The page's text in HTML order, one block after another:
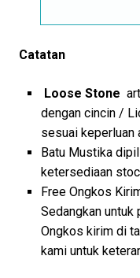
Catatan
Loose Stone
dengan cincin /
sesuai keperluan
Batu Mustika
ketersediaan
Free Ongkos
Sedangkan untuk
Ongkos kirim di
kami untuk